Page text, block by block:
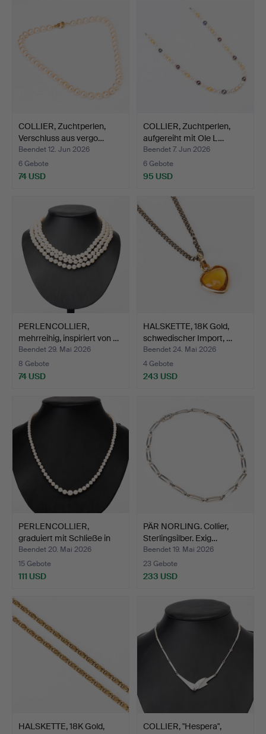
COLLIER, Zuchtperlen,
Verschluss aus vergo…
Beendet 12. Jun 2026
6 Gebote
74 USD
COLLIER, Zuchtperlen,
aufgereiht mit Ole L…
Beendet 7. Jun 2026
6 Gebote
95 USD
PERLENCOLLIER,
mehrreihig, inspiriert von …
Beendet 29. Mai 2026
8 Gebote
74 USD
HALSKETTE, 18K Gold,
schwedischer Import, …
Beendet 24. Mai 2026
4 Gebote
243 USD
PERLENCOLLIER,
graduiert mit Schließe in
S…
Beendet 20. Mai 2026
15 Gebote
111 USD
PÄR NORLING. Collier,
Sterlingsilber. Exig…
Beendet 19. Mai 2026
23 Gebote
233 USD
HALSKETTE, 18K Gold,
COLLIER, "Hespera",